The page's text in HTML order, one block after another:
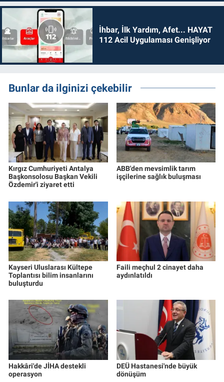
İhbar, İlk Yardım, Afet... HAYAT
112 Acil Uygulaması Genişliyor
Bunlar da ilginizi çekebilir
Kırgız Cumhuriyeti Antalya
Başkonsolosu Başkan Vekili
Özdemir'i ziyaret etti
ABB'den mevsimlik tarım
işçilerine sağlık buluşması
Kayseri Uluslarası Kültepe
Toplantısı bilim insanlarını
buluşturdu
Faili meçhul 2 cinayet daha
aydınlatıldı
Hakkâri'de JİHA destekli
operasyon
DEÜ Hastanesi'nde büyük
dönüşüm